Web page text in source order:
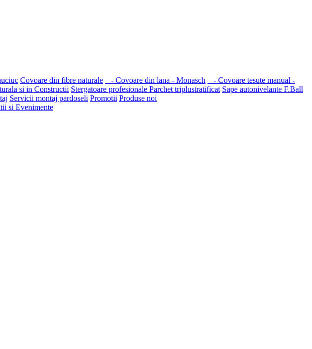
Covoare din fibre naturale - Covoare din lana - Monasch
- Covoare tesute manual -
si in Constructii Stergatoare profesionale Parchet triplustratificat Sape autonivelante F.Ball
Servicii montaj pardoseli Promotii Produse noi
si Evenimente